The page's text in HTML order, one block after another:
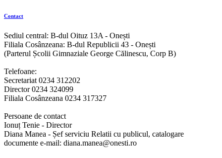
Contact
Sediul central: B-dul Oituz 13A - Onești
Filiala Cosânzeana: B-dul Republicii 43 - Onești
(Parterul Școlii Gimnaziale George Călinescu, Corp B)
Telefoane:
Secretariat 0234 312202
Director 0234 324099
Filiala Cosânzeana 0234 317327
Persoane de contact
Ionuț Tenie - Director
Diana Manea - Șef serviciu Relatii cu publicul, catalogare
documente e-mail: diana.manea@onesti.ro